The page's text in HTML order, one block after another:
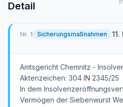
Detail
Nr. 1 Sicherungsmaßnahmen
Amtsgericht Chemnitz -
Aktenzeichen: 304 IN 2345/25
In dem
Vermögen der Siebenwurst